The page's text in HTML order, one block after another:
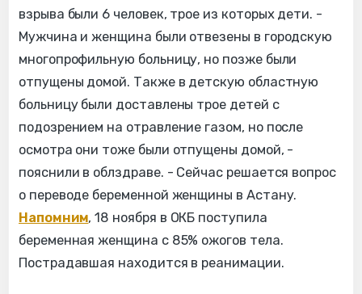
взрыва были 6 человек, трое из которых дети. -
Мужчина и женщина были отвезены в городскую
многопрофильную больницу, но позже были
отпущены домой. Также в детскую областную
больницу были доставлены трое детей с
подозрением на отравление газом, но после
осмотра они тоже были отпущены домой, -
пояснили в облздраве. - Сейчас решается вопрос
о переводе беременной женщины в Астану.
Напомним, 18 ноября в ОКБ поступила
беременная женщина с 85% ожогов тела.
Пострадавшая находится в реанимации.